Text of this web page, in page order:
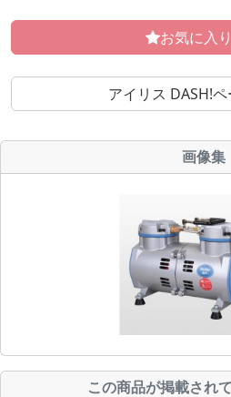
お気に入
アイリス DASH!
画像集
この商品が掲載され